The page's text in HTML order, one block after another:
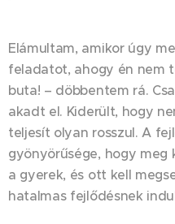
Elámultam, amikor úgy
feladatot, ahogy én nem
buta! – döbbentem rá.
akadt el. Kiderült, hogy
teljesít olyan rosszul. A
gyönyörűsége, hogy meg
a gyerek, és ott kell
hatalmas fejlődésnek